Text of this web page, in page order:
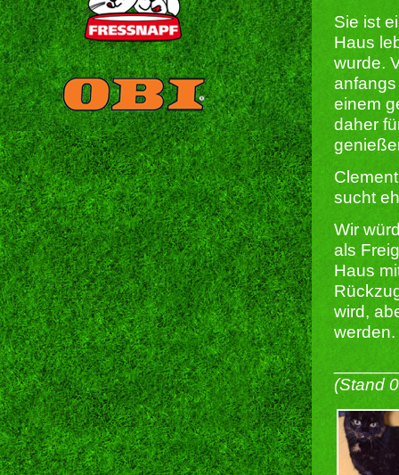
Sie ist
Haus
wurde.
einem
daher
sucht
Wir
als
Haus
wird,
werden.
(Stand